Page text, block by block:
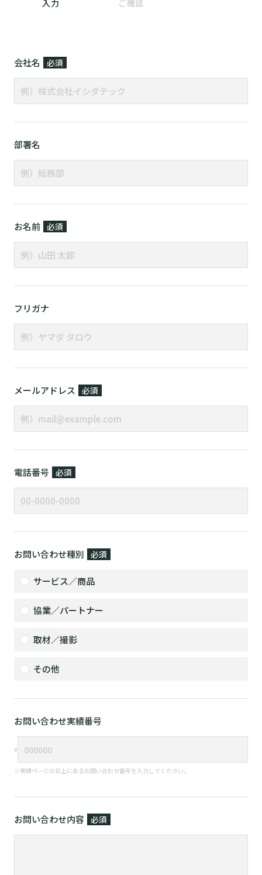
入力 ご確認
会社名 必須
部署名
お名前 必須
フリガナ
メールアドレス 必須
電話番号 必須
お問い合わせ種別 必須
サービス／商品
協業／パートナー
取材／撮影
その他
お問い合わせ実績番号
※実績ページの右上にあるお問い合わせ番号を入力してください。
お問い合わせ内容 必須